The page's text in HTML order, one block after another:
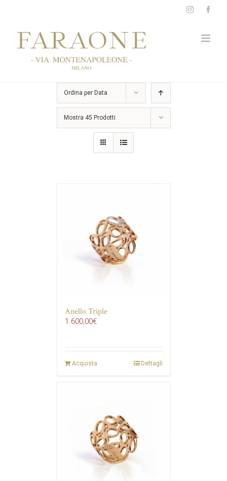
Instagram
Ordina per Data
Mostra 45 Prodotti
Anello Triple
1.600,00€
Acquista Dettagli